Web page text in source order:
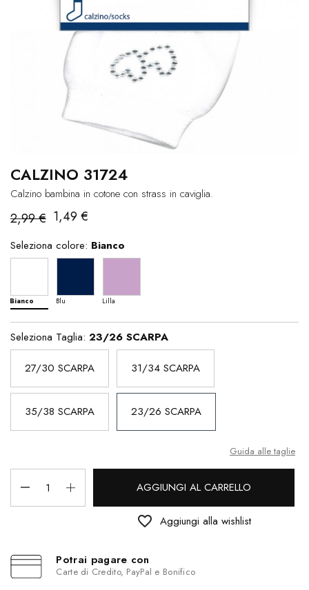
CALZINO 31724
Calzino bambina in cotone con strass in caviglia.
2,99 € 1,49 €
Seleziona colore: Bianco
Bianco Blu Lilla
Seleziona Taglia: 23/26 SCARPA
27/30 SCARPA 31/34 SCARPA
35/38 SCARPA 23/26 SCARPA
Guida alle taglie
AGGIUNGI AL CARRELLO
favorite_border Aggiungi alla wishlist
Potrai pagare con
Carte di Credito, PayPal e Bonifico